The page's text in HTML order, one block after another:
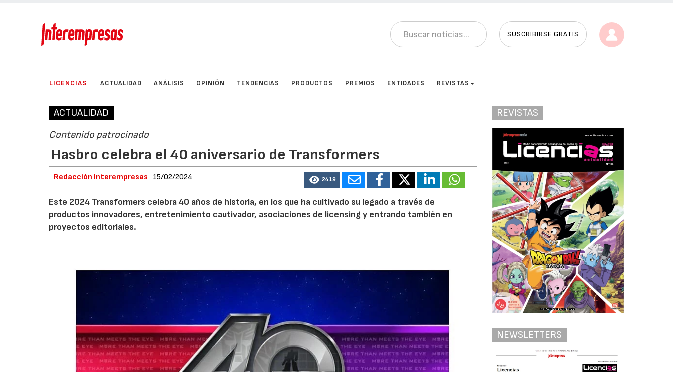
SUSCRIBIRSE GRATIS
LICENCIAS ACTUALIDAD ANÁLISIS OPINIÓN TENDENCIAS PRODUCTOS PREMIOS ENTIDADES REVISTAS
ACTUALIDAD
Contenido patrocinado
Hasbro celebra el 40 aniversario de Transformers
Redacción Interempresas 15/02/2024 2419
Este 2024 Transformers celebra 40 años de historia, en los que ha cultivado su legado a través de
productos innovadores, entretenimiento cautivador, asociaciones de licensing y entrando también en
proyectos editoriales.
REVISTAS
NEWSLETTERS